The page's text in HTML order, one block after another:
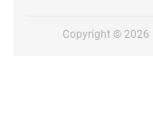
Copyright © 2026